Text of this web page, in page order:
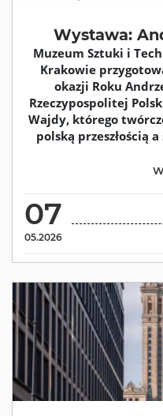
Wystawa:
Muzeum Sztuki i
Krakowie
okazji Roku
Rzeczypospolitej
Wajdy, którego
polską przeszłością
07
05.2026